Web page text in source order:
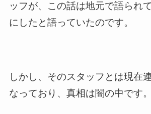
ッフが、この話は地元で語られ
にしたと語っていたのです。
しかし、そのスタッフとは現在
なっており、真相は闇の中です。